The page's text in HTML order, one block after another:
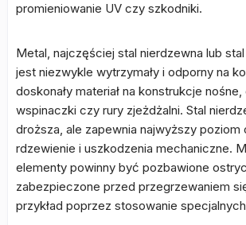
promieniowanie UV czy szkodniki.
Metal, najczęściej stal nierdzewna lub
jest niezwykle wytrzymały i odporny na
doskonały materiał na konstrukcje
wspinaczki czy rury zjeżdżalni. Stal
droższa, ale zapewnia najwyższy poziom
rdzewienie i uszkodzenia mechaniczne.
elementy powinny być pozbawione
zabezpieczone przed przegrzewaniem
przykład poprzez stosowanie